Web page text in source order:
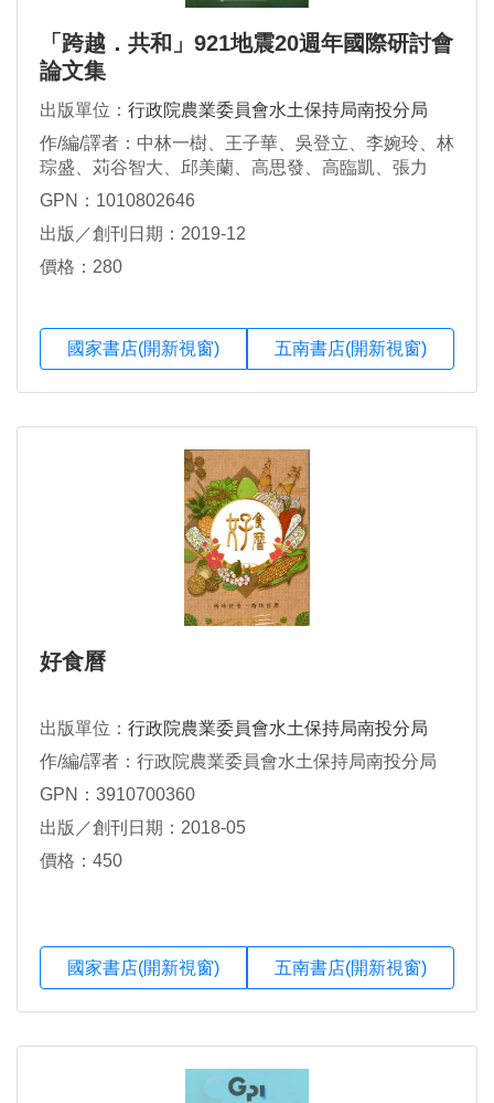
「跨越．共和」921地震20週年國際研討會
論文集
出版單位： 行政院農業委員會水土保持局南投分局
作/編/譯者：中林一樹、王子華、吳登立、李婉玲、林
琮盛、苅谷智大、邱美蘭、高思發、高臨凱、張力
亞、張國遠、陳亮全、陳怡資、陳皆儒、陳美惠、彭
奇、澤田雅浩、謝志誠、顏新珠
GPN：1010802646
出版／創刊日期：2019-12
價格：280
國家書店(開新視窗) 五南書店(開新視窗)
好食曆
出版單位： 行政院農業委員會水土保持局南投分局
作/編/譯者：行政院農業委員會水土保持局南投分局
GPN：3910700360
出版／創刊日期：2018-05
價格：450
國家書店(開新視窗) 五南書店(開新視窗)